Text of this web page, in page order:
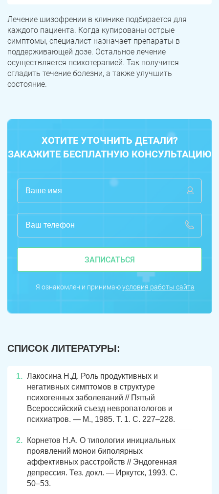
Лечение шизофрении в клинике подбирается для
каждого пациента. Когда купированы острые
симптомы, специалист назначает препараты в
поддерживающей дозе. Остальное лечение
осуществляется психотерапией. Так получится
сгладить течение болезни, а также улучшить
состояние.
ХОТИТЕ УТОЧНИТЬ ДЕТАЛИ?
ЗАКАЖИТЕ БЕСПЛАТНУЮ КОНСУЛЬТАЦИЮ
ЗАПИСАТЬСЯ
Я ознакомлен и принимаюусловия работы сайта
СПИСОК ЛИТЕРАТУРЫ:
Лакосина Н.Д. Роль продуктивных и
негативных симптомов в структуре
психогенных заболеваний // Пятый
Всероссийский съезд невропатологов и
психиатров. — М., 1985. Т. 1. С. 227–228.
Корнетов Н.А. О типологии инициальных
проявлений монои биполярных
аффективных расстройств // Эндогенная
депрессия. Тез. докл. — Иркутск, 1993. С.
50–53.